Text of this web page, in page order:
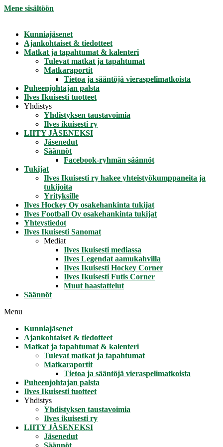
Mene sisältöön
Kunniajäsenet
Ajankohtaiset & tiedotteet
Matkat ja tapahtumat & kalenteri
Tulevat matkat ja tapahtumat
Matkaraportit
Tietoa ja sääntöjä vieraspelimatkoista
Puheenjohtajan palsta
Ilves Ikuisesti tuotteet
Yhdistys
Yhdistyksen taustavoimia
Ilves ikuisesti ry
LIITY JÄSENEKSI
Jäsenedut
Säännöt
Facebook-ryhmän säännöt
Tukijat
Ilves Ikuisesti ry hakee yhteistyökumppaneita ja
tukijoita
Yrityksille
Ilves Hockey Oy osakehankinta tukijat
Ilves Football Oy osakehankinta tukijat
Yhteystiedot
Ilves Ikuisesti Sanomat
Mediat
Ilves Ikuisesti mediassa
Ilves Legendat aamukahvilla
Ilves Ikuisesti Hockey Corner
Ilves Ikuisesti Futis Corner
Muut haastattelut
Säännöt
Menu
Kunniajäsenet
Ajankohtaiset & tiedotteet
Matkat ja tapahtumat & kalenteri
Tulevat matkat ja tapahtumat
Matkaraportit
Tietoa ja sääntöjä vieraspelimatkoista
Puheenjohtajan palsta
Ilves Ikuisesti tuotteet
Yhdistys
Yhdistyksen taustavoimia
Ilves ikuisesti ry
LIITY JÄSENEKSI
Jäsenedut
Säännöt